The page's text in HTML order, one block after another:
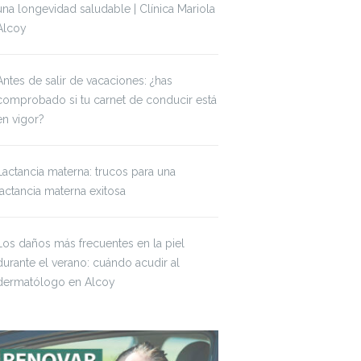
longevidad saludable | Clínica Mariola
de salir de vacaciones: ¿has
si tu carnet de conducir está
vigor?
materna: trucos para una
materna exitosa
daños más frecuentes en la piel
el verano: cuándo acudir al
en Alcoy